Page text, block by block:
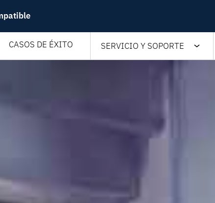
CASOS DE ÉXITO SERVICIO Y SOPORTE